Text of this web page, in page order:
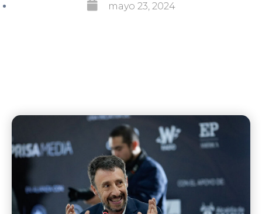
mayo 23, 2024